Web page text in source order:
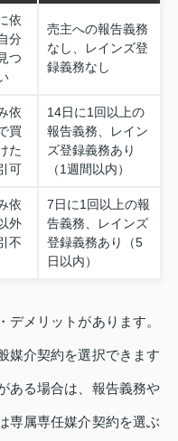
依
分
つ
売主への報告義務
なし、レインズ登
録義務なし
依
買
た
可
14日に1回以上の
報告義務、レイン
ズ登録義務あり
（1週間以内）
依
外
不
7日に1回以上の報
告義務、レインズ
登録義務あり（5
日以内）
メリットがあります。
媒介契約を選択できます
ある場合は、報告義務や
専属専任媒介契約を選ぶ